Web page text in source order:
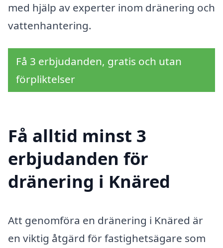
med hjälp av experter inom dränering och
vattenhantering.
Få 3 erbjudanden, gratis och utan
förpliktelser
Få alltid minst 3
erbjudanden för
dränering i Knäred
Att genomföra en dränering i Knäred är
en viktig åtgärd för fastighetsägare som